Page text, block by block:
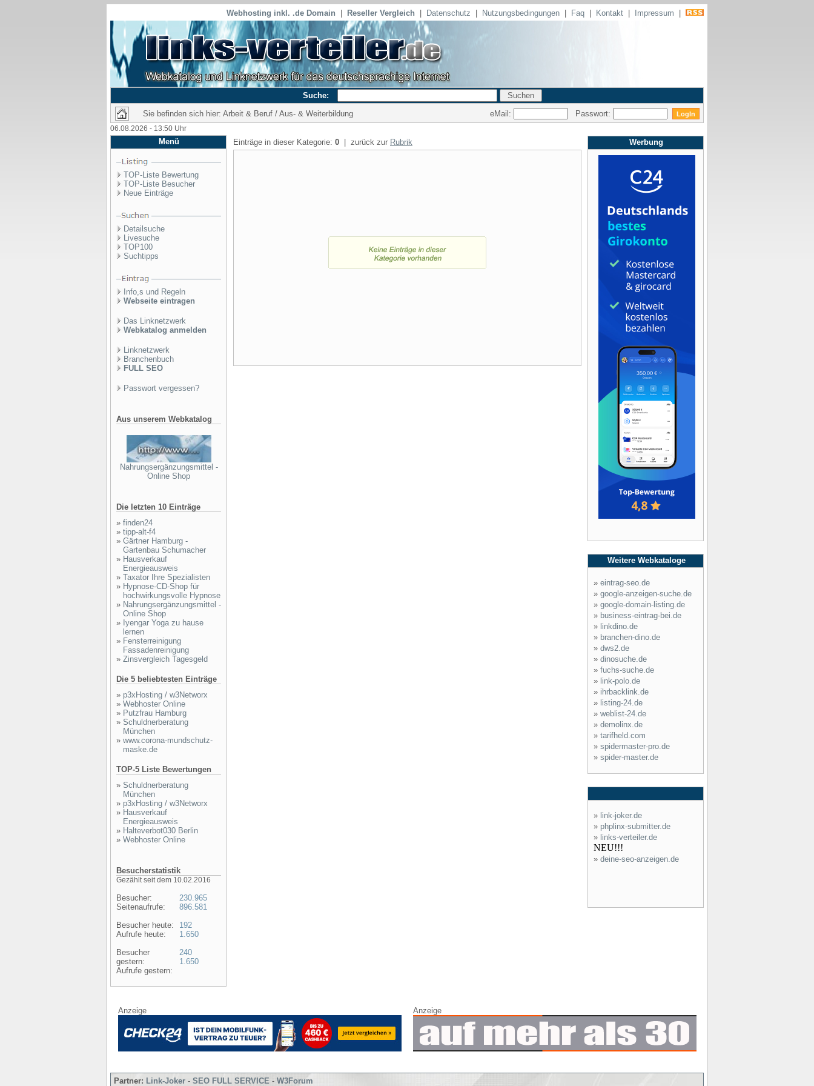
Webhosting inkl. .de Domain Reseller Vergleich Datenschutz Nutzungsbedingungen Faq Kontakt Impressum
Suche:
Sie befinden sich hier: Arbeit & Beruf / Aus- & Weiterbildung
eMail: Passwort:
06.08.2026 - 13:50 Uhr
Menü
TOP-Liste Bewertung
TOP-Liste Besucher
Neue Einträge
Detailsuche
Livesuche
TOP100
Suchtipps
Info,s und Regeln
Webseite eintragen
Das Linknetzwerk
Webkatalog anmelden
Linknetzwerk
Branchenbuch
FULL SEO
Passwort vergessen?
Aus unserem Webkatalog
Nahrungsergänzungsmittel -
Online Shop
Die letzten 10 Einträge
» finden24
» tipp-alt-f4
» Gärtner Hamburg -
Gartenbau Schumacher
» Hausverkauf
Energieausweis
» Taxator Ihre Spezialisten
» Hypnose-CD-Shop für
hochwirkungsvolle Hypnose
» Nahrungsergänzungsmittel -
Online Shop
» Iyengar Yoga zu hause
lernen
» Fensterreinigung
Fassadenreinigung
» Zinsvergleich Tagesgeld
Die 5 beliebtesten Einträge
» p3xHosting / w3Networx
» Webhoster Online
» Putzfrau Hamburg
» Schuldnerberatung
München
» www.corona-mundschutz-
maske.de
TOP-5 Liste Bewertungen
» Schuldnerberatung
München
» p3xHosting / w3Networx
» Hausverkauf
Energieausweis
» Halteverbot030 Berlin
» Webhoster Online
Besucherstatistik
Gezählt seit dem 10.02.2016
Besucher:
Seitenaufrufe:
Besucher heute:
Aufrufe heute:
Besucher
gestern:
Aufrufe gestern:
230.965
896.581
192
1.650
240
1.650
Einträge in dieser Kategorie: 0 | zurück zur Rubrik Werbung
Weitere Webkataloge
» eintrag-seo.de
» google-anzeigen-suche.de
» google-domain-listing.de
» business-eintrag-bei.de
» linkdino.de
» branchen-dino.de
» dws2.de
» dinosuche.de
» fuchs-suche.de
» link-polo.de
» ihrbacklink.de
» listing-24.de
» weblist-24.de
» demolinx.de
» tarifheld.com
» spidermaster-pro.de
» spider-master.de
» link-joker.de
» phplinx-submitter.de
» links-verteiler.de
NEU!!!
» deine-seo-anzeigen.de
Anzeige Anzeige
Partner: Link-Joker - SEO FULL SERVICE - W3Forum